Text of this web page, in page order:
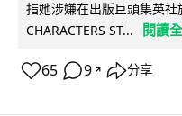
指她涉嫌在出版巨頭集英社
CHARACTERS ST...
閱讀
65 9 ↗ 分享